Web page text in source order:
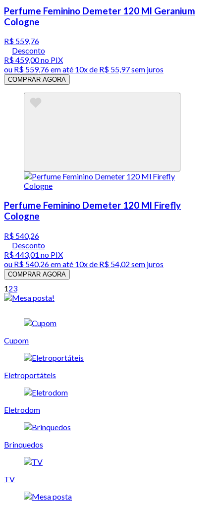
Perfume Feminino Demeter 120 Ml Geranium
Cologne
R$ 559,76
Desconto
R$ 459,00no PIX
ou R$ 559,76em até 10x de R$ 55,97 sem juros
COMPRAR AGORA
Perfume Feminino Demeter 120 Ml Firefly
Cologne
R$ 540,26
Desconto
R$ 443,01 no PIX
ou R$ 540,26em até 10x de R$ 54,02 sem juros
COMPRAR AGORA
123
Cupom
Eletroportáteis
Eletrodom
Brinquedos
TV